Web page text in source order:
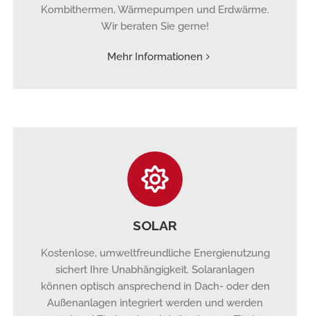
Kombithermen, Wärmepumpen und Erdwärme.
Wir beraten Sie gerne!
Mehr Informationen
SOLAR
Kostenlose, umweltfreundliche Energienutzung
sichert Ihre Unabhängigkeit. Solaranlagen
können optisch ansprechend in Dach- oder den
Außenanlagen integriert werden und werden